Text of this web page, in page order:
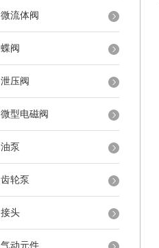
微流体阀
蝶阀
泄压阀
微型电磁阀
油泵
齿轮泵
接头
气动元件